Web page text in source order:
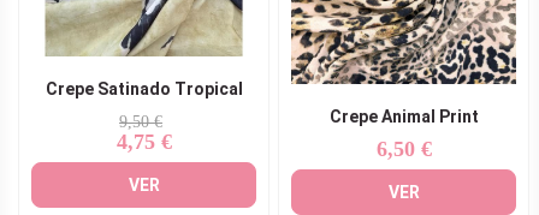
Crepe Satinado Tropical
Precio
base
9,50 €
Precio
4,75 €
VER
Crepe Animal Print
Precio
6,50 €
VER